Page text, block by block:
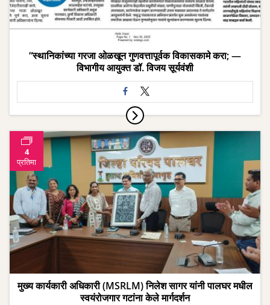
“स्थानिकांच्या गरजा ओळखून गुणवत्तापूर्वक विकासकामे करा; —
विभागीय आयुक्त डॉ. विजय सूर्यवंशी
4
प्रतिमा
मुख्य कार्यकारी अधिकारी (MSRLM) निलेश सागर यांनी पालघर मधील
स्वयंरोजगार गटांना केले मार्गदर्शन